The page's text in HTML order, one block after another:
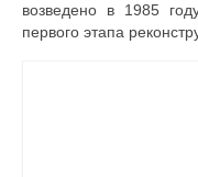
Базы отдыха
возведено в 1985
первого этапа